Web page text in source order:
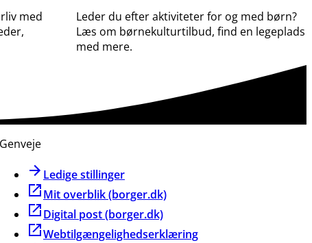
med
Leder du efter aktiviteter for og med børn?
Læs om børnekulturtilbud, find en legeplads
med mere.
Genveje
Ledige stillinger
Mit overblik (borger.dk)
Digital post (borger.dk)
Webtilgængelighedserklæring